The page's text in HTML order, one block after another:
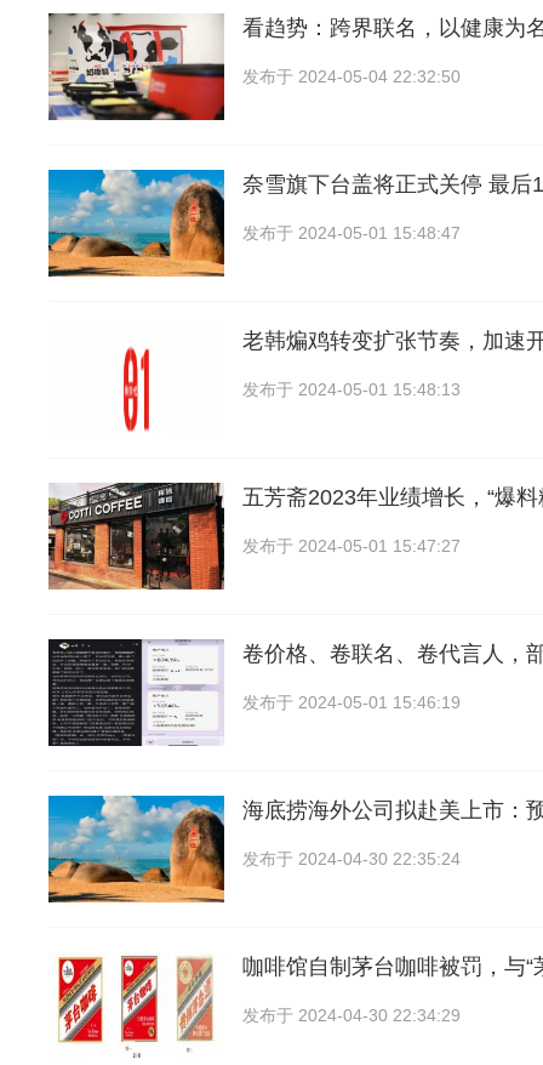
看趋势：跨界联名，以健康为
发布于 2024-05-04 22:32:50
奈雪旗下台盖将正式关停 最后
发布于 2024-05-01 15:48:47
老韩煸鸡转变扩张节奏，加速
发布于 2024-05-01 15:48:13
五芳斋2023年业绩增长，“爆料
发布于 2024-05-01 15:47:27
卷价格、卷联名、卷代言人，
发布于 2024-05-01 15:46:19
海底捞海外公司拟赴美上市：
发布于 2024-04-30 22:35:24
咖啡馆自制茅台咖啡被罚，与“
发布于 2024-04-30 22:34:29